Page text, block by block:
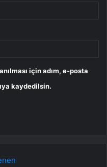
için adım, e-posta
kaydedilsin.